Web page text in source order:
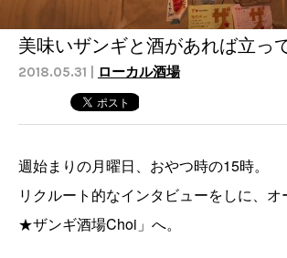
美味いザンギと酒があれば立っ
2018.05.31 | ローカル酒場
週始まりの月曜日、おやつ時の15時。
リクルート的なインタビューをしに、
★ザンギ酒場Choi」へ。